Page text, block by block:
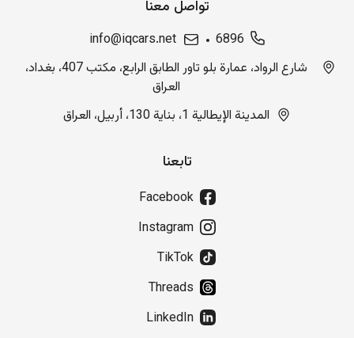
تواصل معنا
6896
info@iqcars.net
شارع الرواد، عمارة بلو تاور الطابق الرابع، مكتب 407، بغداد،
العراق
المدينة الإيطالية 1، بناية 130، أربيل، العراق
تابعنا
Facebook
Instagram
TikTok
Threads
LinkedIn